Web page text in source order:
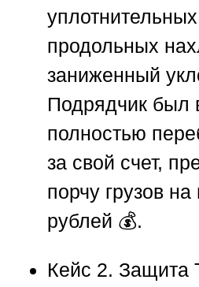
продольных
заниженный
Подрядчик был
полностью
за свой счет,
порчу грузов
рублей 💰.
Кейс 2. Защита